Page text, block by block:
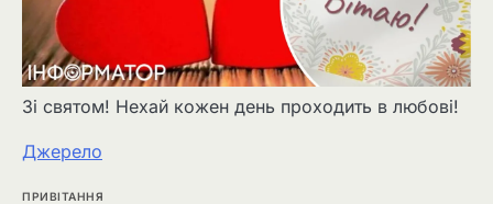
Зі святом! Нехай кожен день проходить в любові!
Джерело
ПРИВІТАННЯ